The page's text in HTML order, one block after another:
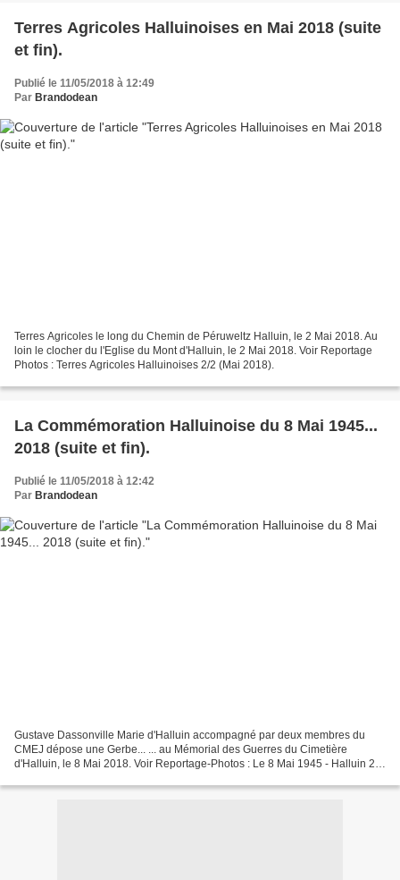
Terres Agricoles Halluinoises en Mai 2018 (suite
et fin).
Publié le 11/05/2018 à 12:49
Par Brandodean
Terres Agricoles le long du Chemin de Péruweltz Halluin, le 2 Mai 2018. Au
loin le clocher du l'Eglise du Mont d'Halluin, le 2 Mai 2018. Voir Reportage
Photos : Terres Agricoles Halluinoises 2/2 (Mai 2018).
La Commémoration Halluinoise du 8 Mai 1945...
2018 (suite et fin).
Publié le 11/05/2018 à 12:42
Par Brandodean
Gustave Dassonville Marie d'Halluin accompagné par deux membres du
CMEJ dépose une Gerbe... ... au Mémorial des Guerres du Cimetière
d'Halluin, le 8 Mai 2018. Voir Reportage-Photos : Le 8 Mai 1945 - Halluin 2/2